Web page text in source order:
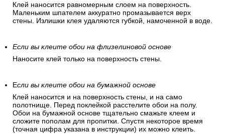
Клей наносится равномерным слоем на поверхность.
Маленьким шпателем аккуратно промазывается верх
стены. Излишки клея удаляются губкой, намоченной в воде.
Если вы клеите обои на флизелиновой основе
Наносите клей только на поверхность стены.
Если вы клеите обои на бумажной основе
Клей наносится и на поверхность стены, и на само
полотнище. Перед поклейкой расстелите обои на полу.
Обои на бумажной основе тщательно смажьте клеем и
сложите пополам для пропитки. Спустя некоторое время
(точная цифра указана в инструкции) их можно клеить.